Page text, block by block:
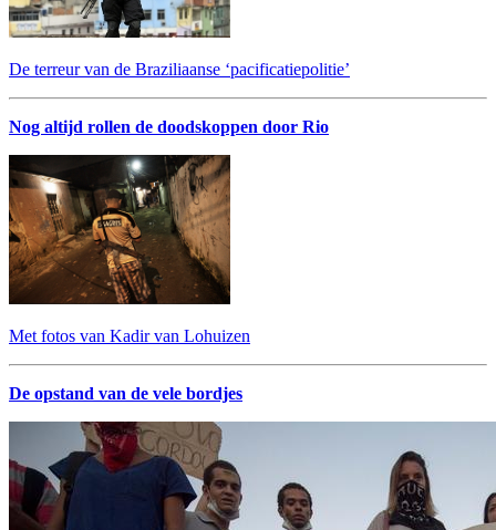
De terreur van de Braziliaanse ‘pacificatiepolitie’
Nog altijd rollen de doodskoppen door Rio
Met fotos van Kadir van Lohuizen
De opstand van de vele bordjes